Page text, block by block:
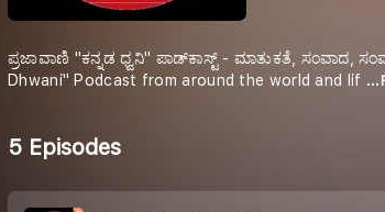
ಪ್ರಜಾವಾಣಿ ''ಕನ್ನಡ ಧ್ವನಿ'' ಪಾಡ್‌ಕಾಸ್ಟ್ - ಮಾತುಕತೆ, ಸಂವಾದ,
Dhwani" Podcast from around the world and lif
5 Episodes